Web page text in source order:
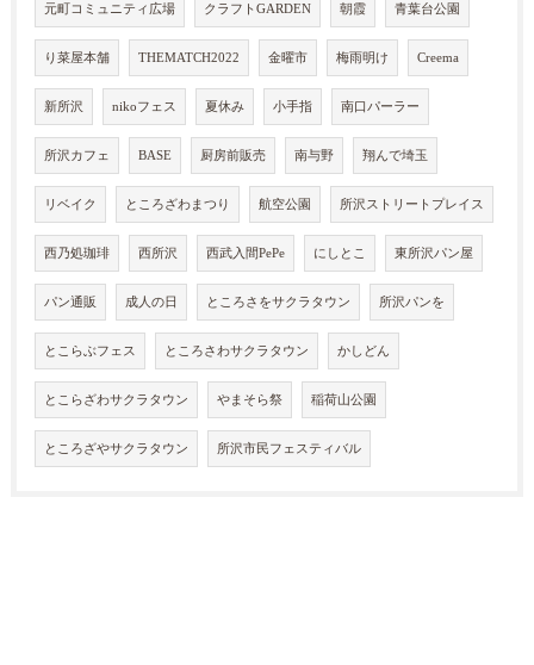
元町コミュニティ広場 クラフトGARDEN 朝霞 青葉台公園
り菜屋本舗 THEMATCH2022 金曜市 梅雨明け Creema
新所沢 nikoフェス 夏休み 小手指 南口パーラー
所沢カフェ BASE 厨房前販売 南与野 翔んで埼玉
リベイク ところざわまつり 航空公園 所沢ストリートプレイス
西乃処珈琲 西所沢 西武入間PePe にしとこ 東所沢パン屋
パン通販 成人の日 ところさをサクラタウン 所沢パンを
とこらぶフェス ところさわサクラタウン かしどん
とこらざわサクラタウン やまそら祭 稲荷山公園
ところざやサクラタウン 所沢市民フェスティバル